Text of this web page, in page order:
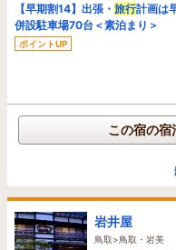
【早期割14】出張・ 旅行計画は
併設駐車場70台＜素泊まり＞
ポイントUP
この宿の宿
岩井屋
鳥取>鳥取・岩美